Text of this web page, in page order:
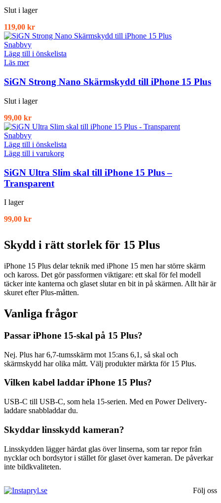
Slut i lager
119,00 kr
Snabbvy
Lägg till i önskelista
Läs mer
SiGN Strong Nano Skärmskydd till iPhone 15 Plus
Slut i lager
99,00 kr
Snabbvy
Lägg till i önskelista
Lägg till i varukorg
SiGN Ultra Slim skal till iPhone 15 Plus –
Transparent
I lager
99,00 kr
Skydd i rätt storlek för 15 Plus
iPhone 15 Plus delar teknik med iPhone 15 men har större skärm
och kaross. Det gör passformen viktigare: ett skal för fel modell
täcker inte kanterna och glaset slutar en bit in på skärmen. Allt här är
skuret efter Plus-måtten.
Vanliga frågor
Passar iPhone 15-skal på 15 Plus?
Nej. Plus har 6,7-tumsskärm mot 15:ans 6,1, så skal och
skärmskydd har olika mått. Välj produkter märkta för 15 Plus.
Vilken kabel laddar iPhone 15 Plus?
USB-C till USB-C, som hela 15-serien. Med en Power Delivery-
laddare snabbladdar du.
Skyddar linsskydd kameran?
Linsskydden lägger härdat glas över linserna, som tar repor från
nycklar och bordsytor i stället för glaset över kameran. De påverkar
inte bildkvaliteten.
Följ oss